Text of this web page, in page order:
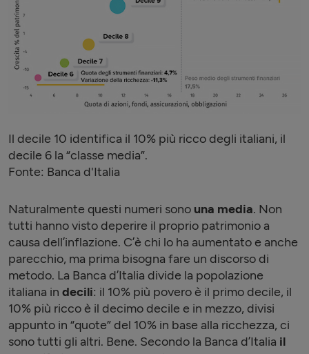
Il decile 10 identifica il 10% più ricco degli italiani, il
decile 6 la “classe media”.
Fonte: Banca d'Italia
Naturalmente questi numeri sono una media. Non
tutti hanno visto deperire il proprio patrimonio a
causa dell’inflazione. C’è chi lo ha aumentato e anche
parecchio, ma prima bisogna fare un discorso di
metodo. La Banca d’Italia divide la popolazione
italiana in decili: il 10% più povero è il primo decile, il
10% più ricco è il decimo decile e in mezzo, divisi
appunto in “quote” del 10% in base alla ricchezza, ci
sono tutti gli altri. Bene. Secondo la Banca d’Italia il